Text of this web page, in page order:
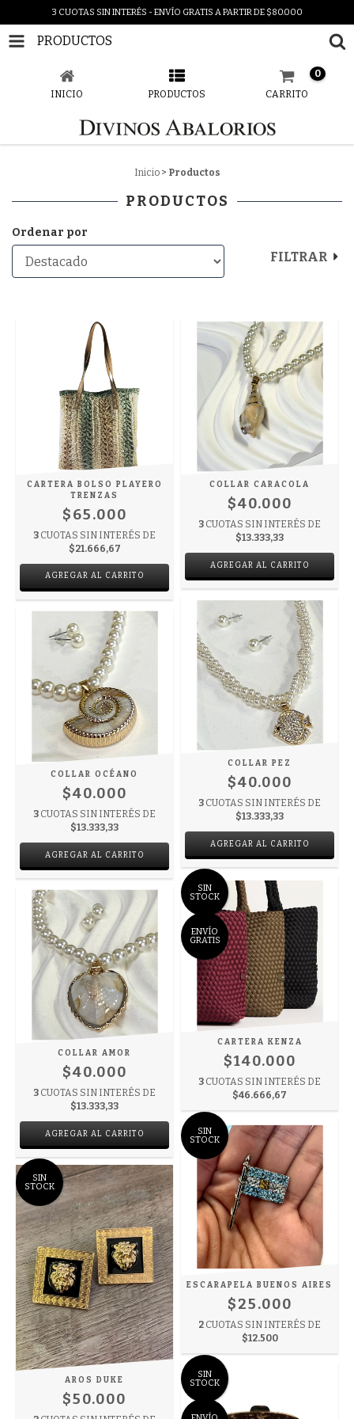
3 CUOTAS SIN INTERÉS - ENVÍO GRATIS A PARTIR DE $80.000
PRODUCTOS
INICIO PRODUCTOS CARRITO
0
Inicio > Productos
PRODUCTOS
Ordenar por
FILTRAR
CARTERA BOLSO PLAYERO
TRENZAS
$65.000
3 CUOTAS SIN INTERÉS DE
$21.666,67
AGREGAR AL CARRITO
COLLAR CARACOLA
$40.000
3 CUOTAS SIN INTERÉS DE
$13.333,33
COLLAR OCÉANO
$40.000
3 CUOTAS SIN INTERÉS DE
$13.333,33
COLLAR PEZ
$40.000
3 CUOTAS SIN INTERÉS DE
$13.333,33
COLLAR AMOR
$40.000
3 CUOTAS SIN INTERÉS DE
$13.333,33
SIN
STOCK
ENVÍO
GRATIS
CARTERA KENZA
$140.000
3 CUOTAS SIN INTERÉS DE
$46.666,67
SIN
STOCK
AROS DUKE
$50.000
SIN
STOCK
ESCARAPELA BUENOS AIRES
$25.000
2 CUOTAS SIN INTERÉS DE
$12.500
SIN
STOCK